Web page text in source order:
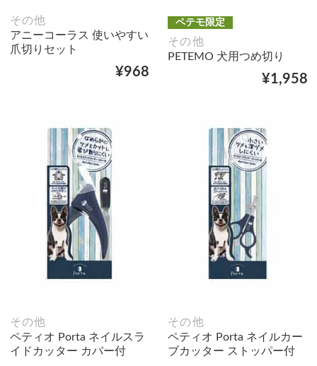
その他
アニーコーラス 使いやすい
爪切りセット
¥968
ペテモ限定
その他
PETEMO 犬用つめ切り
¥1,958
その他
ペティオ Porta ネイルスラ
イドカッター カバー付
その他
ペティオ Porta ネイルカー
ブカッター ストッパー付